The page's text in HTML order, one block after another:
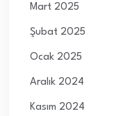
Mart 2025
Şubat 2025
Ocak 2025
Aralık 2024
Kasım 2024